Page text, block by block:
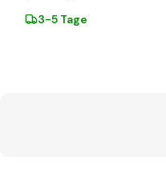
3-5 Tage